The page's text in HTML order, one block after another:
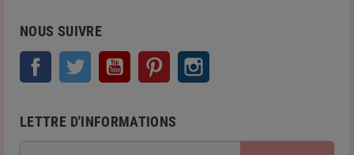
NOUS SUIVRE
Facebook Twitter YouTube Pinterest
LETTRE D'INFORMATIONS